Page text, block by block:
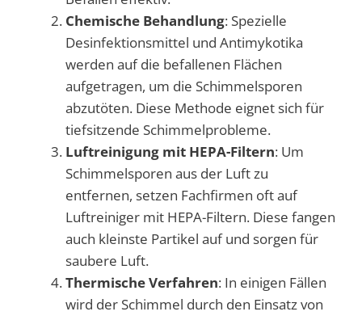
Chemische Behandlung: Spezielle
Desinfektionsmittel und Antimykotika
werden auf die befallenen Flächen
aufgetragen, um die Schimmelsporen
abzutöten. Diese Methode eignet sich für
tiefsitzende Schimmelprobleme.
Luftreinigung mit HEPA-Filtern: Um
Schimmelsporen aus der Luft zu
entfernen, setzen Fachfirmen oft auf
Luftreiniger mit HEPA-Filtern. Diese fangen
auch kleinste Partikel auf und sorgen für
saubere Luft.
Thermische Verfahren: In einigen Fällen
wird der Schimmel durch den Einsatz von